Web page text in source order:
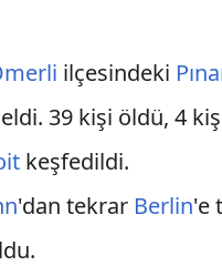
ilçesindeki
39 kişi öldü, 4
keşfedildi.
'dan tekrar Berlin'e